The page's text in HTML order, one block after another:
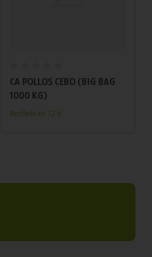
CA POLLOS CEBO (BIG BAG
1000 KG)
Recíbelo en 72 h.